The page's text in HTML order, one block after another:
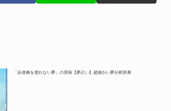
「歩道橋を渡れない夢」の意味【夢占い】超細かい夢分析辞典